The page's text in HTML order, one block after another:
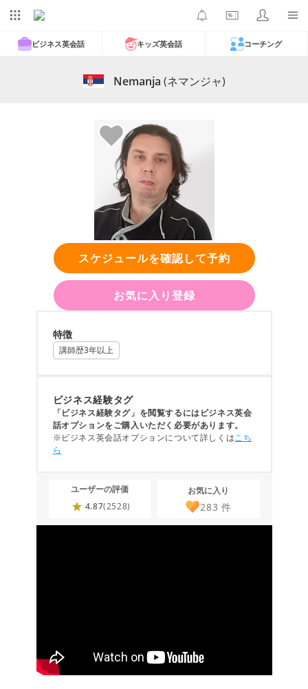
ビジネス英会話 キッズ英会話 コーチング
Nemanja (ネマンジャ)
スケジュールを確認して予約
お気に入り登録
特徴
講師歴3年以上
ビジネス経験タグ
「ビジネス経験タグ」を閲覧するにはビジネス英会
話オプションをご購入いただく必要があります。
※ビジネス英会話オプションについて詳しくはこち
ら
ユーザーの評価
4.87(2528)
お気に入り
283 件